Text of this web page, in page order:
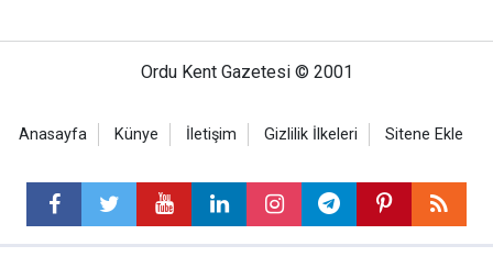
Ordu Kent Gazetesi © 2001
Anasayfa Künye İletişim Gizlilik İlkeleri Sitene Ekle